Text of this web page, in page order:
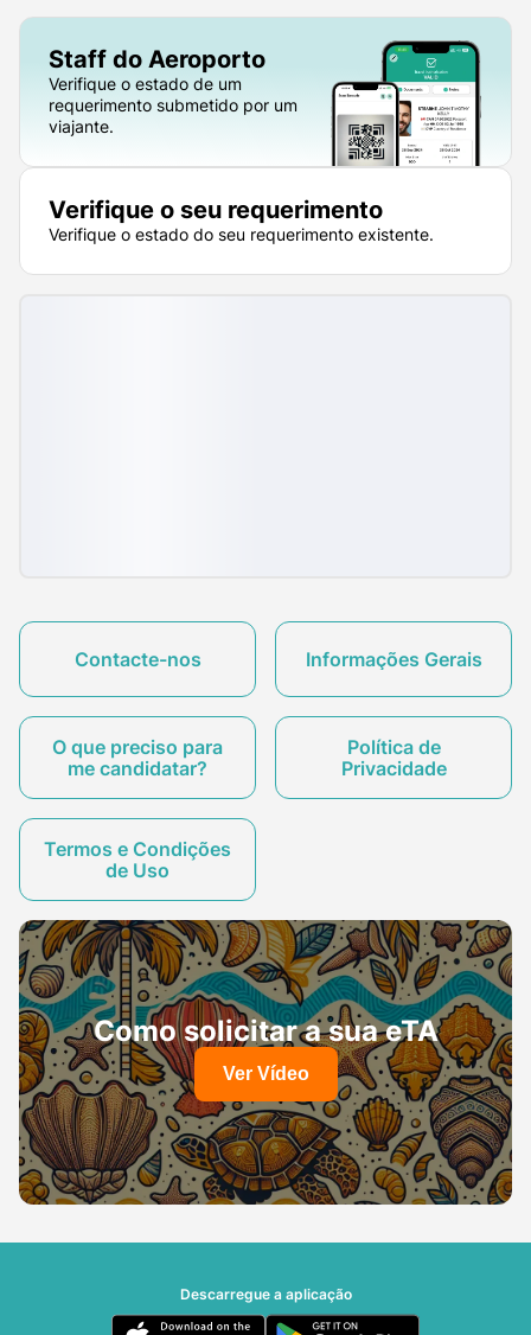
Staff do Aeroporto
Verifique o estado de um
requerimento submetido por um
viajante.
Verifique o seu requerimento
Verifique o estado do seu requerimento existente.
Contacte-nos Informações Gerais
O que preciso para
me candidatar?
Política de
Privacidade
Termos e Condições
de Uso
Como solicitar a sua eTA
Ver Vídeo
Descarregue a aplicação